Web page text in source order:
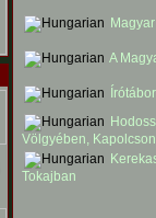
A
Völgyében, Kapolcson
Tokajban